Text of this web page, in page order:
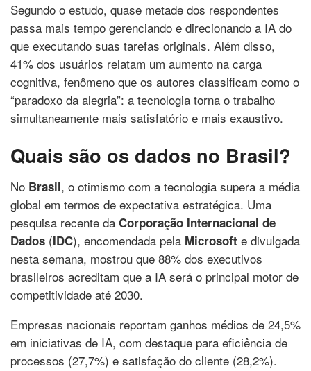
Segundo o estudo, quase metade dos respondentes
passa mais tempo gerenciando e direcionando a IA do
que executando suas tarefas originais. Além disso,
41% dos usuários relatam um aumento na carga
cognitiva, fenômeno que os autores classificam como o
“paradoxo da alegria”: a tecnologia torna o trabalho
simultaneamente mais satisfatório e mais exaustivo.
Quais são os dados no Brasil?
No Brasil, o otimismo com a tecnologia supera a média
global em termos de expectativa estratégica. Uma
pesquisa recente da Corporação Internacional de
Dados (IDC), encomendada pela Microsoft e divulgada
nesta semana, mostrou que 88% dos executivos
brasileiros acreditam que a IA será o principal motor de
competitividade até 2030.
Empresas nacionais reportam ganhos médios de 24,5%
em iniciativas de IA, com destaque para eficiência de
processos (27,7%) e satisfação do cliente (28,2%).